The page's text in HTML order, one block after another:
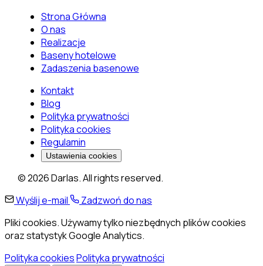
Strona Główna
O nas
Realizacje
Baseny hotelowe
Zadaszenia basenowe
Kontakt
Blog
Polityka prywatności
Polityka cookies
Regulamin
Ustawienia cookies
© 2026 Darlas. All rights reserved.
Wyślij e-mail
Zadzwoń do nas
Pliki cookies. Używamy tylko niezbędnych plików cookies
oraz statystyk Google Analytics.
Polityka cookiesPolityka prywatności